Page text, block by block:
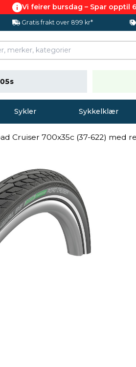
Vi feirer bursdag – Spar opptil
Gratis frakt over 899 kr*
Sykler Sykkelklær
Cruiser 700x35c (37-622) med